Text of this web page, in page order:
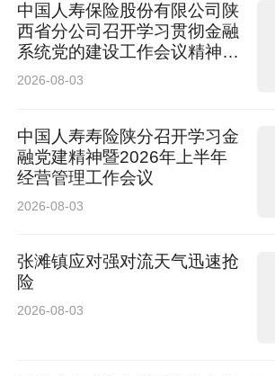
中国人寿保险股份有限公司陕
西省分公司召开学习贯彻金融
系统党的建设工作会议精神暨
2026年上半年经营管理工作
2026-08-03
中国人寿寿险陕分召开学习金
融党建精神暨2026年上半年
经营管理工作会议
2026-08-03
张滩镇应对强对流天气迅速抢
险
2026-08-03